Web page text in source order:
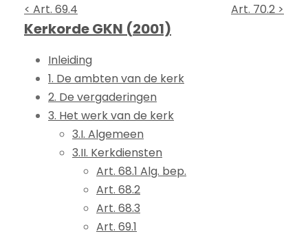
< Art. 69.4 Art. 70.2 >
Kerkorde GKN (2001)
Inleiding
1. De ambten van de kerk
2. De vergaderingen
3. Het werk van de kerk
3.I. Algemeen
3.II. Kerkdiensten
Art. 68.1 Alg. bep.
Art. 68.2
Art. 68.3
Art. 69.1